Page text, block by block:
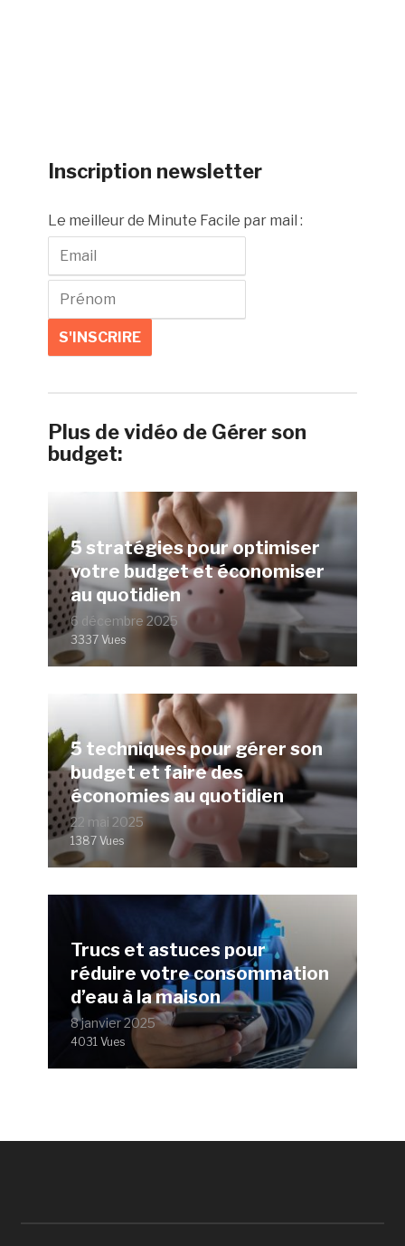
Inscription newsletter
Le meilleur de Minute Facile par mail :
Plus de vidéo de Gérer son
budget:
5 stratégies pour optimiser
votre budget et économiser
au quotidien
6 décembre 2025
3337 Vues
5 techniques pour gérer son
budget et faire des
économies au quotidien
22 mai 2025
1387 Vues
Trucs et astuces pour
réduire votre consommation
d’eau à la maison
8 janvier 2025
4031 Vues